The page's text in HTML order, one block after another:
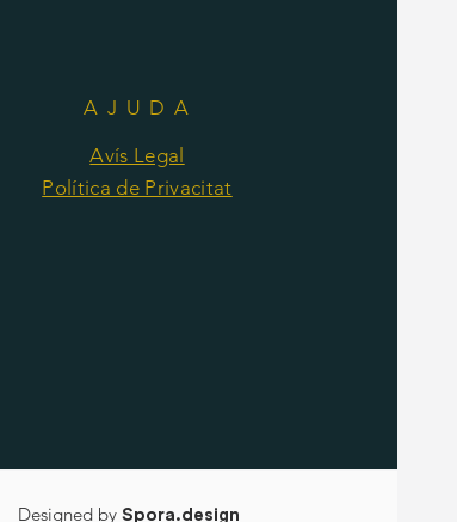
AJUDA
Avís Legal
Política de Privacitat
Designed by Spora.design